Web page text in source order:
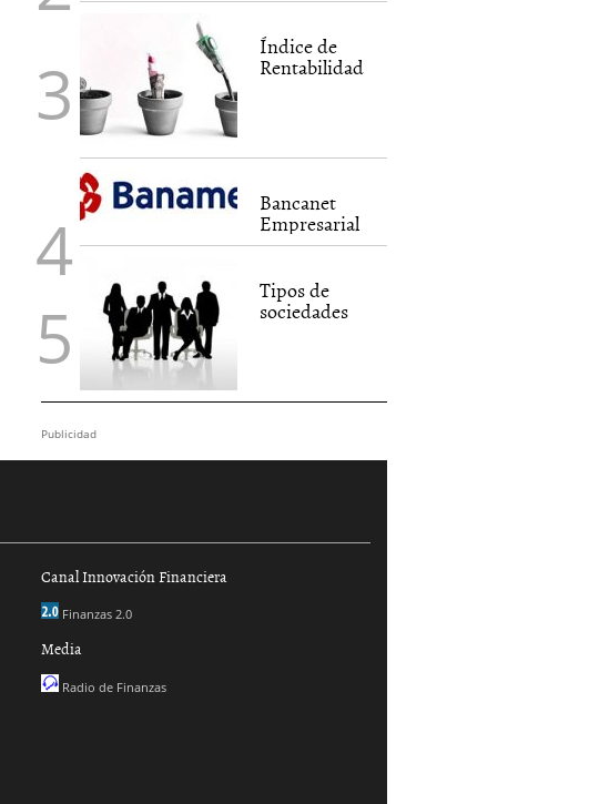
Índice de
Rentabilidad
Bancanet
Empresarial
Tipos de
sociedades
Publicidad
Canal Innovación Financiera
Finanzas 2.0
Media
Radio de Finanzas